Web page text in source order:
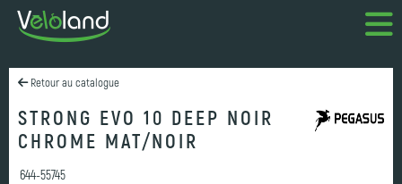
Retour au catalogue
STRONG EVO 10 DEEP NOIR
CHROME MAT/NOIR
644-55745